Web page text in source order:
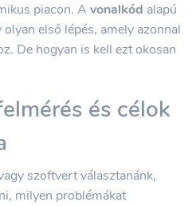
piacon. A vonalkód alapú
első lépés, amely azonnal
De hogyan is kell ezt okosan
és célok
szoftvert választanánk,
milyen problémákat